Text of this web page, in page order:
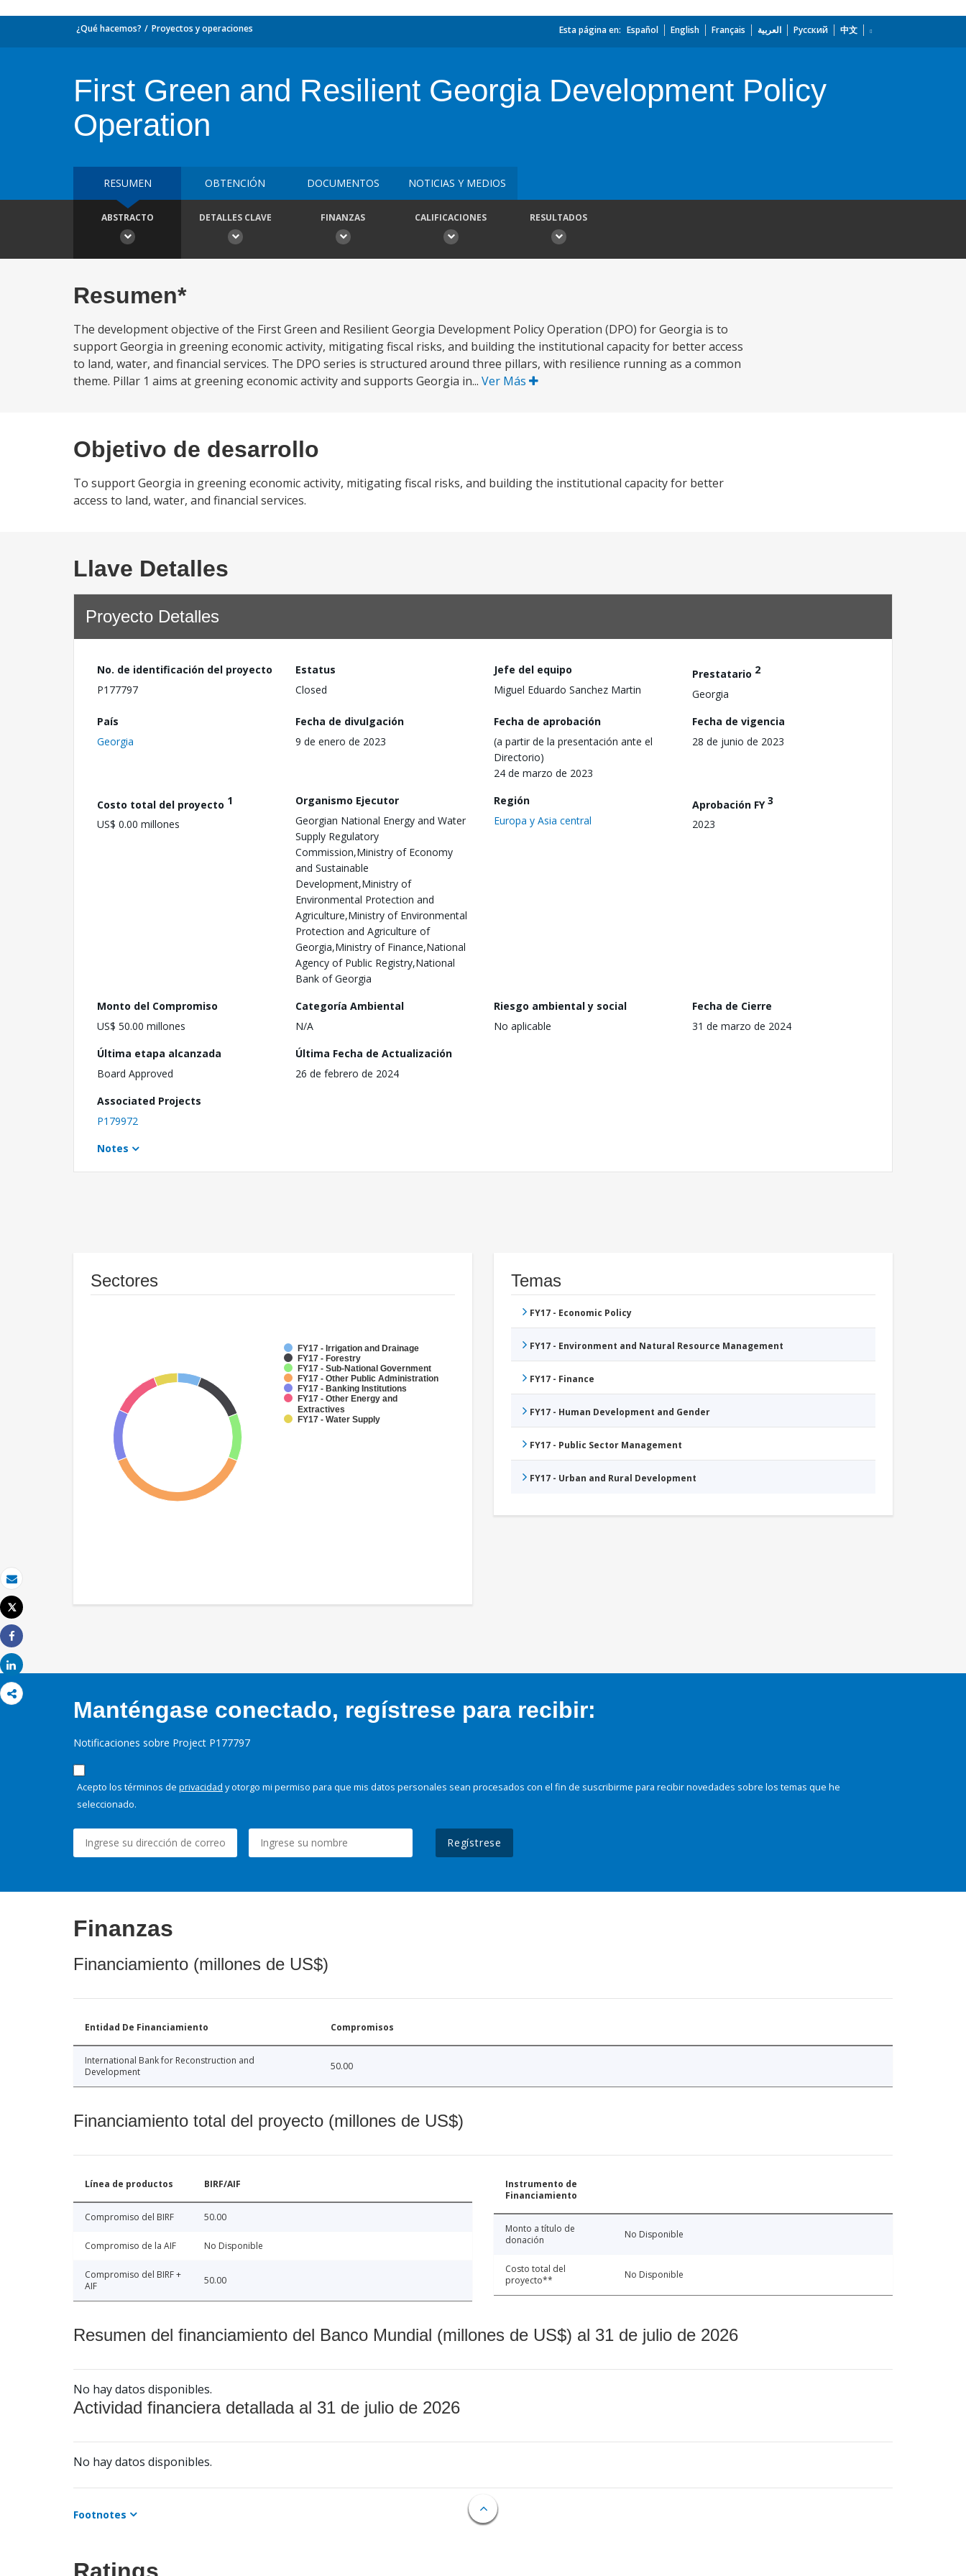
Correo electrónico
Imprimir
Tweet
Share
Share
¿Qué hacemos? Proyectos y operaciones Esta página en: Español English Français العربية Русский 中文
First Green and Resilient Georgia Development Policy
Operation
RESUMEN OBTENCIÓN DOCUMENTOS NOTICIAS Y MEDIOS
ABSTRACTO DETALLES CLAVE FINANZAS CALIFICACIONES RESULTADOS
Resumen*
The development objective of the First Green and Resilient Georgia Development Policy Operation (DPO) for Georgia is to
support Georgia in greening economic activity, mitigating fiscal risks, and building the institutional capacity for better access
to land, water, and financial services. The DPO series is structured around three pillars, with resilience running as a common
theme. Pillar 1 aims at greening economic activity and supports Georgia in... Ver Más
Objetivo de desarrollo
To support Georgia in greening economic activity, mitigating fiscal risks, and building the institutional capacity for better
access to land, water, and financial services.
Llave Detalles
Proyecto Detalles
No. de identificación del proyecto
P177797
Estatus
Closed
Jefe del equipo
Miguel Eduardo Sanchez Martin
Prestatario 2
Georgia
País
Georgia
Fecha de divulgación
9 de enero de 2023
Fecha de aprobación
(a partir de la presentación ante el
Directorio)
24 de marzo de 2023
Fecha de vigencia
28 de junio de 2023
Costo total del proyecto 1
US$ 0.00 millones
Organismo Ejecutor
Georgian National Energy and Water
Supply Regulatory
Commission,Ministry of Economy
and Sustainable
Development,Ministry of
Environmental Protection and
Agriculture,Ministry of Environmental
Protection and Agriculture of
Georgia,Ministry of Finance,National
Agency of Public Registry,National
Bank of Georgia
Región
Europa y Asia central
Aprobación FY3
2023
Monto del Compromiso
US$ 50.00 millones
Categoría Ambiental
N/A
Riesgo ambiental y social
No aplicable
Fecha de Cierre
31 de marzo de 2024
Última etapa alcanzada
Board Approved
Última Fecha de Actualización
26 de febrero de 2024
Associated Projects
P179972
Notes
Sectores
FY17 - Irrigation and Drainage
FY17 - Forestry
FY17 - Sub-National Government
FY17 - Other Public Administration
FY17 - Banking Institutions
FY17 - Other Energy and
Extractives
FY17 - Water Supply
Temas
FY17 - Economic Policy
FY17 - Environment and Natural Resource Management
FY17 - Finance
FY17 - Human Development and Gender
FY17 - Public Sector Management
FY17 - Urban and Rural Development
Manténgase conectado, regístrese para recibir:
Notificaciones sobre Project P177797
Acepto los términos de privacidad y otorgo mi permiso para que mis datos personales sean procesados con el fin de suscribirme para recibir novedades sobre los temas que he
seleccionado.
Regístrese
Finanzas
Financiamiento (millones de US$)
Entidad De Financiamiento Compromisos
International Bank for Reconstruction and
Development
50.00
Financiamiento total del proyecto (millones de US$)
Línea de productos BIRF/AIF
Compromiso del BIRF 50.00
Compromiso de la AIF No Disponible
Compromiso del BIRF +
AIF
50.00
Instrumento de
Financiamiento
Monto a título de
donación
No Disponible
Costo total del
proyecto**
No Disponible
Resumen del financiamiento del Banco Mundial (millones de US$) al 31 de julio de 2026
No hay datos disponibles.
Actividad financiera detallada al 31 de julio de 2026
No hay datos disponibles.
Footnotes
Ratings